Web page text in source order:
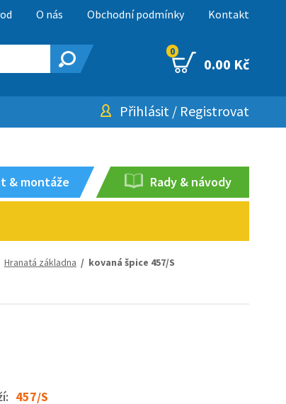
O nás Obchodní podmínky Kontakt
0
0.00 Kč
Přihlásit / Registrovat
& montáže Rady & návody
Hranatá základna / kovaná špice 457/S
457/S